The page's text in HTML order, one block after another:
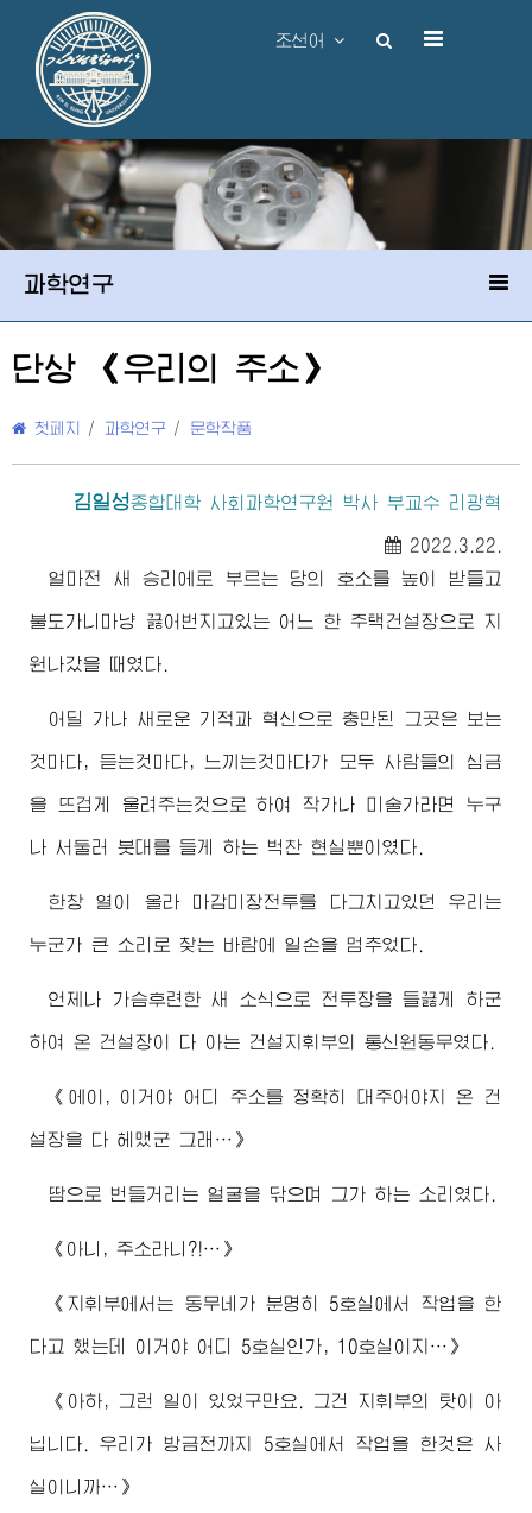
조선어
과학연구
단상 《우리의 주소》
첫페지 / 과학연구 / 문학작품
김일성종합대학 사회과학연구원 박사 부교수 리광혁
2022.3.22.
얼마전 새 승리에로 부르는 당의 호소를 높이 받들고
불도가니마냥 끓어번지고있는 어느 한 주택건설장으로 지
원나갔을 때였다.
어딜 가나 새로운 기적과 혁신으로 충만된 그곳은 보는
것마다, 듣는것마다, 느끼는것마다가 모두 사람들의 심금
을 뜨겁게 울려주는것으로 하여 작가나 미술가라면 누구
나 서둘러 붓대를 들게 하는 벅찬 현실뿐이였다.
한창 열이 올라 마감미장전투를 다그치고있던 우리는
누군가 큰 소리로 찾는 바람에 일손을 멈추었다.
언제나 가슴후련한 새 소식으로 전투장을 들끓게 하군
하여 온 건설장이 다 아는 건설지휘부의 통신원동무였다.
《에이, 이거야 어디 주소를 정확히 대주어야지 온 건
설장을 다 헤맸군 그래…》
땀으로 번들거리는 얼굴을 닦으며 그가 하는 소리였다.
《아니, 주소라니?!…》
《지휘부에서는 동무네가 분명히 5호실에서 작업을 한
다고 했는데 이거야 어디 5호실인가, 10호실이지…》
《아하, 그런 일이 있었구만요. 그건 지휘부의 탓이 아
닙니다. 우리가 방금전까지 5호실에서 작업을 한것은 사
실이니까…》